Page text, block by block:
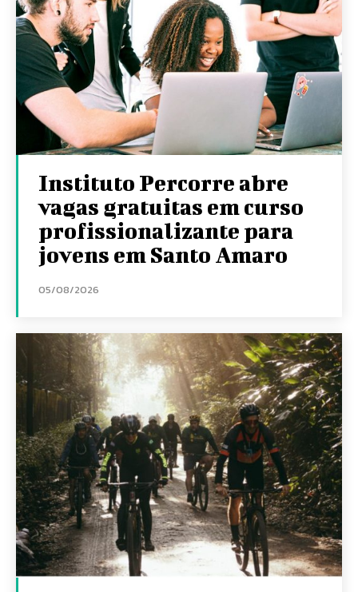
Instituto Percorre abre
vagas gratuitas em curso
profissionalizante para
jovens em Santo Amaro
05/08/2026